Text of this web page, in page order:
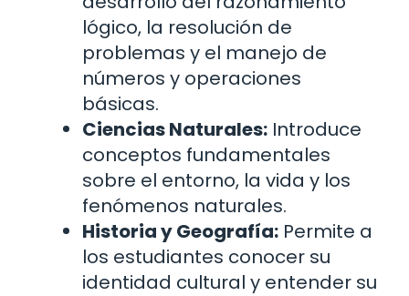
lógico, la resolución de
problemas y el manejo de
números y operaciones
básicas.
Ciencias Naturales: Introduce
conceptos fundamentales
sobre el entorno, la vida y los
fenómenos naturales.
Historia y Geografía: Permite a
los estudiantes conocer su
identidad cultural y entender su